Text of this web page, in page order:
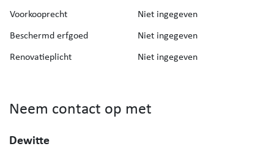
Voorkooprecht
Niet ingegeven
Beschermd erfgoed
Niet ingegeven
Renovatieplicht
Niet ingegeven
Neem contact op met
Dewitte